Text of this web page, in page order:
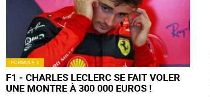
FORMULE 1
F1 - CHARLES LECLERC SE FAIT VOLER
UNE MONTRE À 300 000 EUROS !